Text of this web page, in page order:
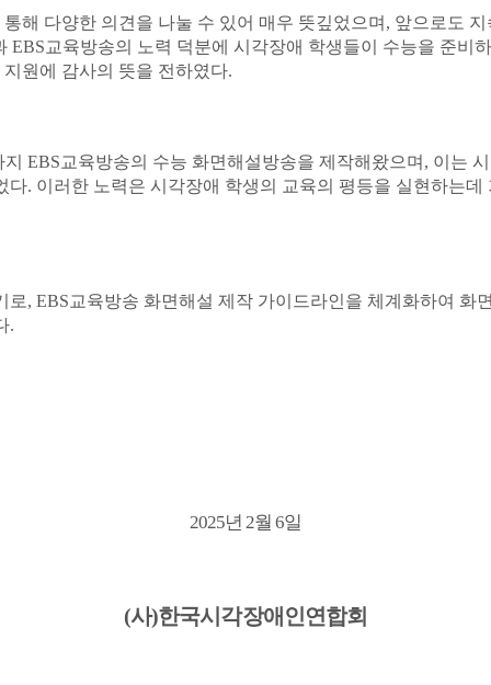
해 다양한 의견을 나눌 수 있어 매우 뜻깊었으며 , 앞으로도
EBS교육방송의 노력 덕분에 시각장애 학생들이 수능을 준비
원에 감사의 뜻을 전하였다.
EBS교육방송의 수능 화면해설방송을 제작해왔으며 , 이는
다. 이러한 노력은 시각장애 학생의 교육의 평등을 실현하는데
로, EBS교육방송 화면해설 제작 가이드라인을 체계화하여 화
.
2025년 2월6일
(사)한국시각장애인연합회